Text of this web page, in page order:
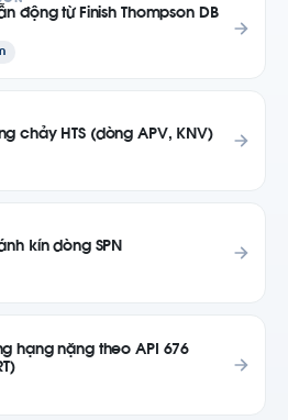
động từ Finish Thompson DB
chảy HTS (dòng APV, KNV)
kín dòng SPN
hạng nặng theo API 676